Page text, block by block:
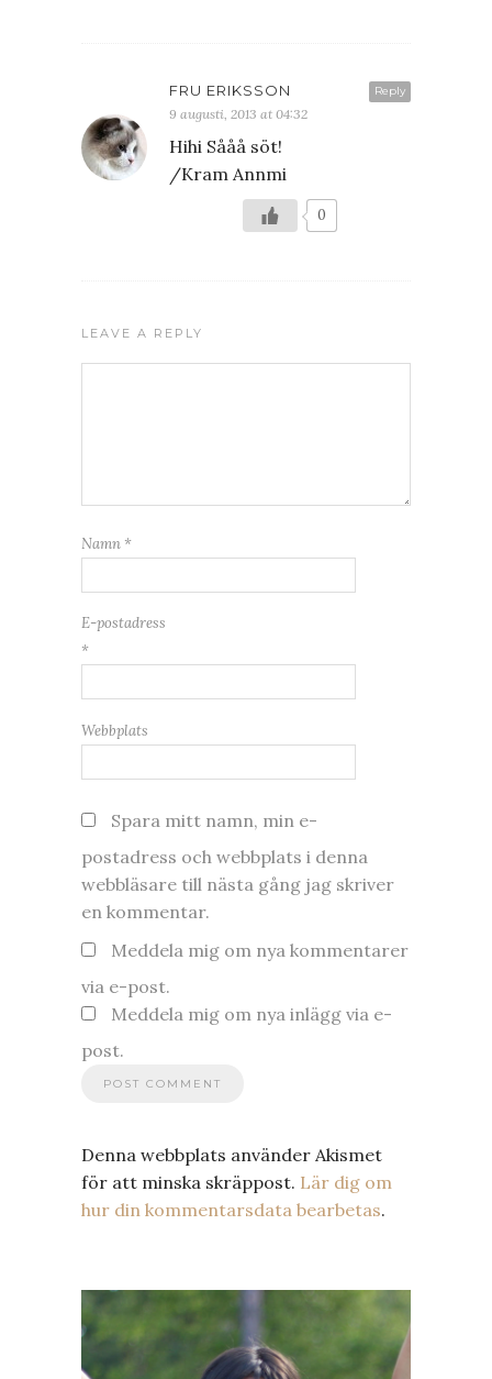
Reply
FRU ERIKSSON
9 augusti, 2013 at 04:32
Hihi Sååå söt!
/Kram Annmi
0
LEAVE A REPLY
Namn *
E-postadress
*
Webbplats
Spara mitt namn, min e-
postadress och webbplats i denna
webbläsare till nästa gång jag skriver
en kommentar.
Meddela mig om nya kommentarer
via e-post.
Meddela mig om nya inlägg via e-
post.
Denna webbplats använder Akismet
för att minska skräppost. Lär dig om
hur din kommentarsdata bearbetas.